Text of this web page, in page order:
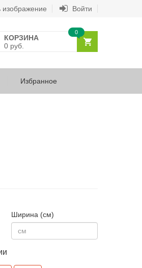
изображение Войти
КОРЗИНА
0 руб.
0
Избранное
Ширина (см)